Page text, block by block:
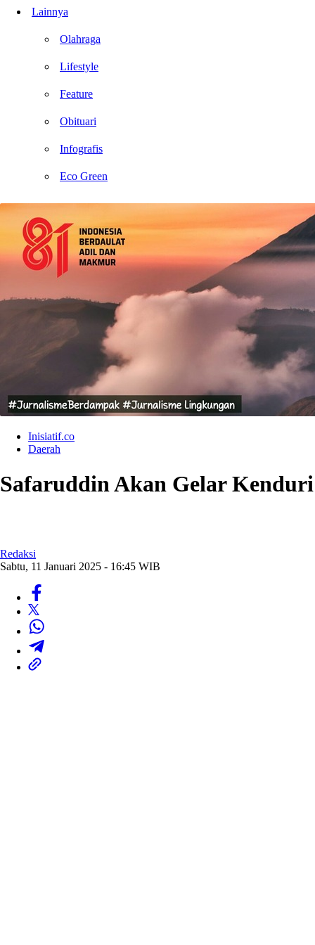
Lainnya
Olahraga
Lifestyle
Feature
Obituari
Infografis
Eco Green
Inisiatif.co
Daerah
Safaruddin Akan Gelar
Redaksi
Sabtu, 11 Januari 2025 - 16:45 WIB